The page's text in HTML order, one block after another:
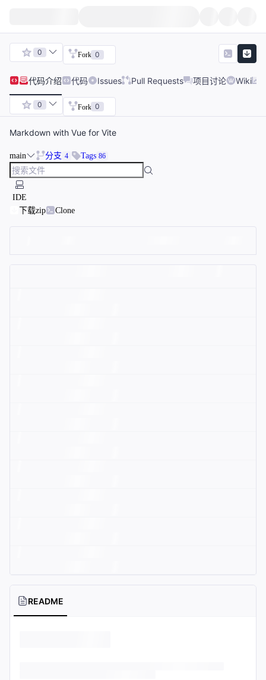
0 Fork 0
代码介绍 代码 Issues Pull Requests 项目讨论 Wiki
0 Fork 0
Markdown with Vue for Vite
main 分支 4 Tags 86
IDE
下载zip
Clone
README